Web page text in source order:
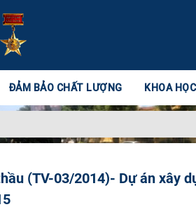
ĐẢM BẢO CHẤT LƯỢNG KHOA
(TV-03/2014)- Dự án xây